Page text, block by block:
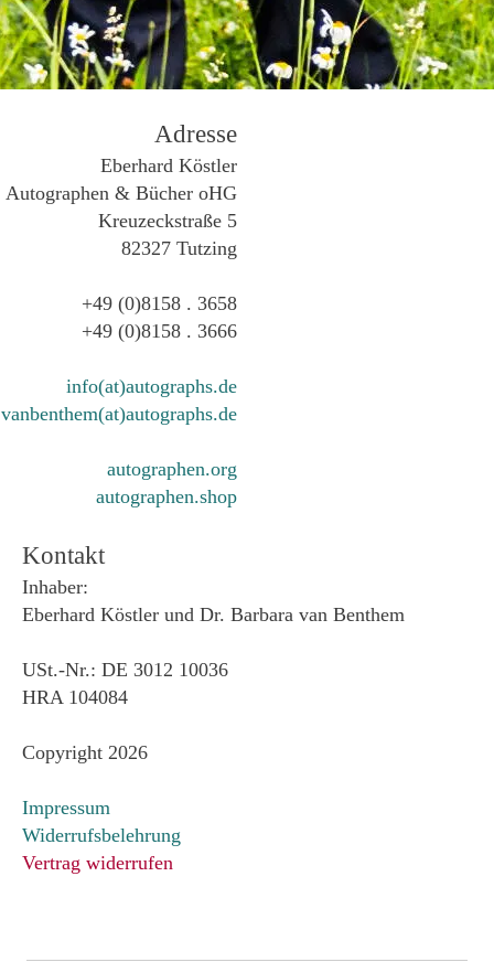
Adresse
Eberhard Köstler
Autographen & Bücher oHG
Kreuzeckstraße 5
82327 Tutzing
+49 (0)8158 . 3658
+49 (0)8158 . 3666
info(at)autographs.de
vanbenthem(at)autographs.de
autographen.org
autographen.shop
Kontakt
Inhaber:
Eberhard Köstler und Dr. Barbara van Benthem
USt.-Nr.: DE 3012 10036
HRA 104084
Copyright 2026
Impressum
Widerrufsbelehrung
Vertrag widerrufen